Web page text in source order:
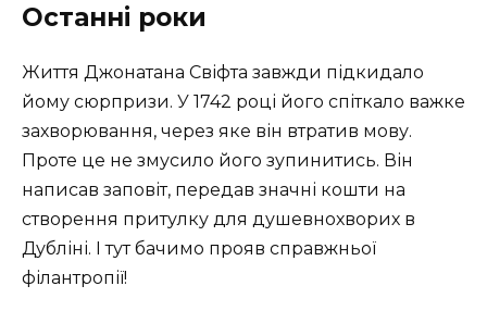
Останні роки
Життя Джонатана Свіфта завжди підкидало
йому сюрпризи. У 1742 році його спіткало важке
захворювання, через яке він втратив мову.
Проте це не змусило його зупинитись. Він
написав заповіт, передав значні кошти на
створення притулку для душевнохворих в
Дубліні. І тут бачимо прояв справжньої
філантропії!